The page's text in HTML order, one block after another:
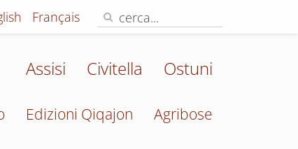
Français
Assisi Civitella Ostuni
Edizioni Qiqajon Agribose